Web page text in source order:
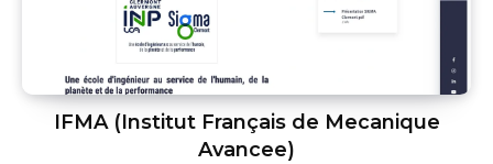
IFMA (Institut Français de Mecanique
Avancee)